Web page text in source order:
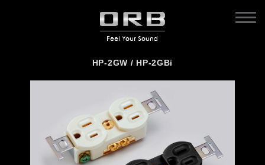
HP-2GW / HP-2GBi